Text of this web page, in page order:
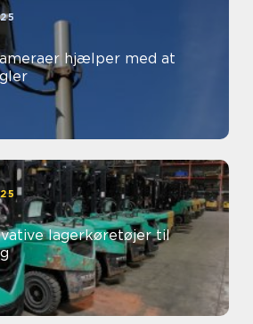
hjælper med at
lagerkøretøjer til